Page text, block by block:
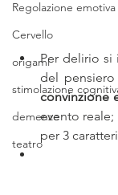
Regolazione emotiva
Cervello
origami
stimolazione
demenze
teatro
Per delirio si
convinzione
evento reale;
per 3